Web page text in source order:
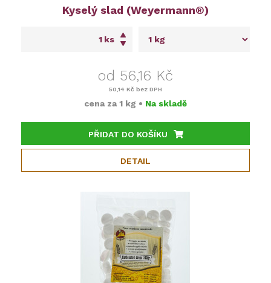
Kyselý slad (Weyermann®)
ks
od 56,16 Kč
50,14 Kč bez DPH
cena za 1 kg • Na skladě
PŘIDAT DO KOŠÍKU
DETAIL